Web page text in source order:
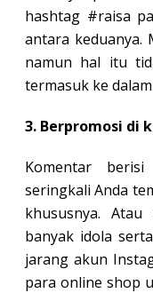
hashtag #raisa
antara keduanya.
namun hal itu
termasuk ke
3. Berpromosi di
Komentar
seringkali Anda
khususnya.
banyak idola
jarang akun
para online shop